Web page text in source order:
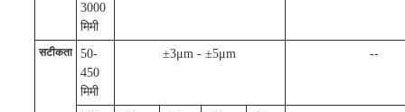
3000
मिमी
सटीकता
50-
450
मिमी
±3μm - ±5μm --